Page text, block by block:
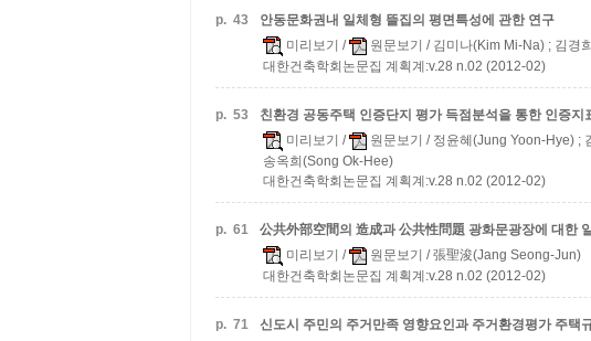
p. 43
안동문화권내 일체형 뜰집의 평면특성에 관한 연구
미리보기 / 원문보기 / 김미나(Kim Mi-Na) ; 김경
대한건축학회논문집 계획계:v.28 n.02 (2012-02)
p. 53
친환경 공동주택 인증단지 평가 득점분석을 통한 인증지
미리보기 / 원문보기 / 정윤혜(Jung Yoon-Hye) ;
송옥희(Song Ok-Hee)
대한건축학회논문집 계획계:v.28 n.02 (2012-02)
p. 61 公共外部空間의 造成과 公共性問題 광화문광장에 대한
미리보기 / 원문보기 / 張聖浚(Jang Seong-Jun)
대한건축학회논문집 계획계:v.28 n.02 (2012-02)
p. 71 신도시 주민의 주거만족 영향요인과 주거환경평가 주택